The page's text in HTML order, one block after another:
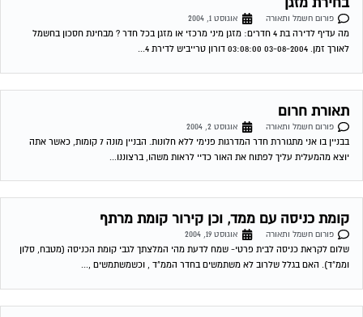
פורום חשמל ותאורה
אוגוסט 1, 2004
מה עדיף לדירה בת 4 חדרים: מזגן מיני מרכזי או מזגן בכל חדר ? מבחינת חסכון בחשמל
לאורך זמן. 03-08-2004 03:08:00 דורון טרייביש לדירת 4...
תאורת חרום
פורום חשמל ותאורה
אוגוסט 2, 2004
בבניין בו אני מתגוררת חדר המדרגות פנימי ללא חלונות. הבניין מונה 7 קומות, כאשר אתה
יוצא מהמעלית עליך לפתוח את האור כדיי לראות משהו, ברצוננו...
קומת כניסה עם ממד, וכן קירור קומת מרתף
פורום חשמל ותאורה
אוגוסט 19, 2004
שלום לקראת כניסה לבית פרטי- שמח לדעת מהי המלצתך לגבי קומת הכניסה (מטבח, סלון
וממ"ד). האם בגלל שלרוב לא משתמשים בחדר הממ"ד , וכשמשתמשים ,...